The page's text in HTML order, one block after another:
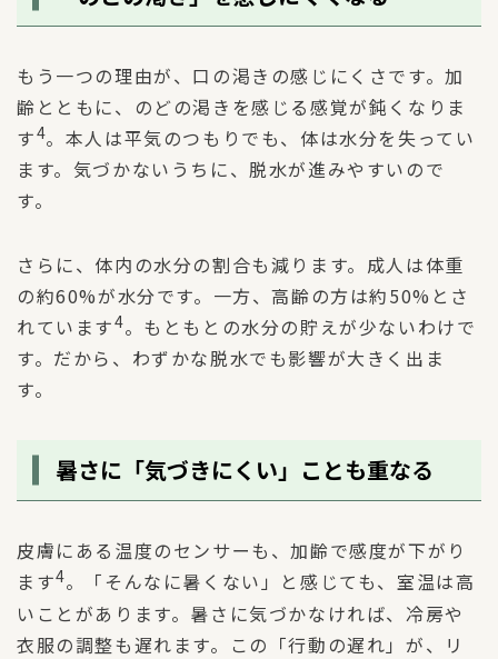
もう一つの理由が、口の渇きの感じにくさです。加
齢とともに、のどの渇きを感じる感覚が鈍くなりま
す4。本人は平気のつもりでも、体は水分を失ってい
ます。気づかないうちに、脱水が進みやすいので
す。
さらに、体内の水分の割合も減ります。成人は体重
の約60%が水分です。一方、高齢の方は約50%とさ
れています4。もともとの水分の貯えが少ないわけで
す。だから、わずかな脱水でも影響が大きく出ま
す。
暑さに「気づきにくい」ことも重なる
皮膚にある温度のセンサーも、加齢で感度が下がり
ます4。「そんなに暑くない」と感じても、室温は高
いことがあります。暑さに気づかなければ、冷房や
衣服の調整も遅れます。この「行動の遅れ」が、リ